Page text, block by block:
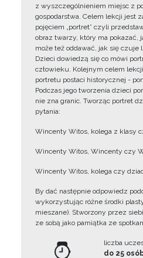
z wyszczególnieniem miejsc z
gospodarstwa. Celem lekcji jest
pojęciem „portret” czyli
obraz twarzy, który ma pokazać,
może też oddawać, jak się czuje
Dzieci dowiedzą się co mówi
człowieku. Kolejnym celem
portretu postaci historycznej -
Podczas jego tworzenia dzieci
nie zna granic. Tworząc portret
pytania:
Wincenty Witos, kolega z klasy
Wincenty Witos, Wincenty czy
Wincenty Witos, kolega czy
By dać następnie odpowiedz
wykorzystując różne środki
mieszane). Stworzony przez
ze sobą jako pamiątka ze
liczba
do 25